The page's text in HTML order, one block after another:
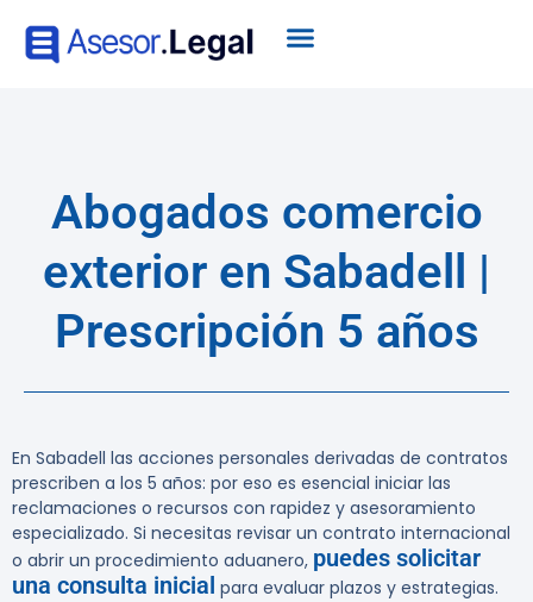
Abogados comercio
exterior en Sabadell |
Prescripción 5 años
En Sabadell las acciones personales derivadas de contratos
prescriben a los 5 años: por eso es esencial iniciar las
reclamaciones o recursos con rapidez y asesoramiento
especializado. Si necesitas revisar un contrato internacional
o abrir un procedimiento aduanero, puedes solicitar
una consulta inicial para evaluar plazos y estrategias.